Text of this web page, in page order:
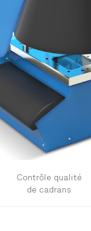
Contrôle qualité
de cadrans